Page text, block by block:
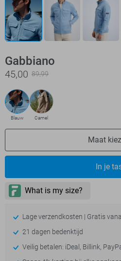
Gabbiano
45,00 89,99
Blauw Camel
Maat
In je
Lage verzendkosten | Gratis
21 dagen bedenktijd
Veilig betalen: iDeal, Billink,